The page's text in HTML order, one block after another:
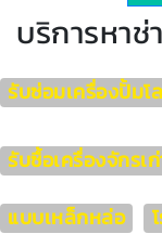
บริการหาช่
รับซ่อมเครื่องปั้มโ
รับซื้อเครื่องจักรเ
แบบเหล็กหล่อ